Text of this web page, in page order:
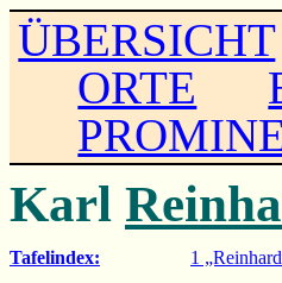
ÜBERSICHT
ORTE
Karl
Tafelindex: 1